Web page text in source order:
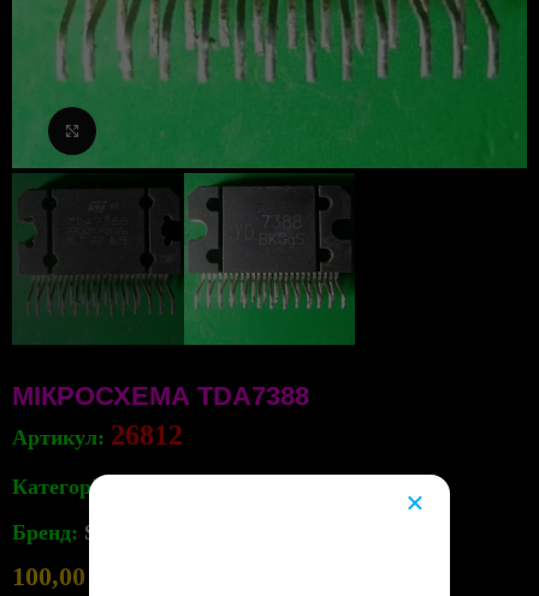
Клацніть, щоб збільшити
МІКРОСХЕМА TDA7388
Артикул: 26812
Категорія:
Бренд: STMicroelectronics
100,00
×